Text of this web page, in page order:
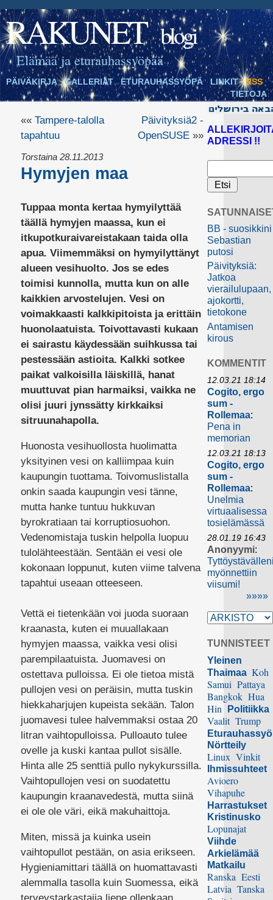
RAKUNET blogi
Elämää ja eturauhassyöpää
PÄIVÄKIRJA GALLERIAT ETURAUHASSYÖPÄ LINKIT
RSS
TIETOJA
«« Tampere-talolla
tapahtuu
Päivityksiä2 -
OpenSUSE»»
Torstaina 28.11.2013
Hymyjen maa
Tuppaa monta kertaa hymyilyttää
täällä hymyjen maassa, kun ei
itkupotkuraivareistakaan taida olla
apua. Viimemmäksi on hymyilyttänyt
alueen vesihuolto. Jos se edes
toimisi kunnolla, mutta kun on alle
kaikkien arvostelujen. Vesi on
voimakkaasti kalkkipitoista ja erittäin
huonolaatuista. Toivottavasti kukaan
ei sairastu käydessään suihkussa tai
pestessään astioita. Kalkki sotkee
paikat valkoisilla läiskillä, hanat
muuttuvat pian harmaiksi, vaikka ne
olisi juuri jynssätty kirkkaiksi
sitruunahapolla.
Huonosta vesihuollosta huolimatta
yksityinen vesi on kalliimpaa kuin
kaupungin tuottama. Toivomuslistalla
onkin saada kaupungin vesi tänne,
mutta hanke tuntuu hukkuvan
byrokratiaan tai korruptiosuohon.
Vedenomistaja tuskin helpolla luopuu
tulolähteestään. Sentään ei vesi ole
kokonaan loppunut, kuten viime talvena
tapahtui useaan otteeseen.
Vettä ei tietenkään voi juoda suoraan
kraanasta, kuten ei muuallakaan
hymyjen maassa, vaikka vesi olisi
parempilaatuista. Juomavesi on
ostettava pulloissa. Ei ole tietoa mistä
pullojen vesi on peräisin, mutta tuskin
hiekkaharjujen kupeista sekään. Talon
juomavesi tulee halvemmaksi ostaa 20
litran vaihtopulloissa. Pulloauto tulee
ovelle ja kuski kantaa pullot sisälle.
Hinta alle 25 senttiä pullo nykykurssilla.
Vaihtopullojen vesi on suodatettu
kaupungin kraanavedestä, mutta siinä
ei ole ole väri, eikä makuhaittoja.
Miten, missä ja kuinka usein
vaihtopullot pestään, on asia erikseen.
Hygieniamittari täällä on huomattavasti
alemmalla tasolla kuin Suomessa, eikä
terveystarkastajia liene ollenkaan.
ADRESSI !!
BB - suosikkini
Sebastian
putosi
Päivityksiä:
Jatkoa
vierailulupaan,
ajokortti,
tietokone
Antamisen
kirous
KOMMENTIT
12.03.21 18:14
Cogito, ergo
sum -
Rollemaa:
Pena in
memorian
12.03.21 18:13
Cogito, ergo
sum -
Rollemaa:
Unelmia
virtuaalisessa
tosielämässä
28.01.19 16:43
Anonyymi:
myönnettiin
viisumi!
»»»»
TUNNISTEET
Yleinen
Thaimaa Koh
Samui Pattaya
Bangkok Hua
Hin
Politiikka
Vaalit Trump
Nörtteily
Linux Vinkit
Ihmissuhteet
Avioero
Vihapuhe
Harrastukset
Kristinusko
Lopunajat
Viihde
Arkielämää
Matkailu
Ranska Eesti
Latvia Tanska